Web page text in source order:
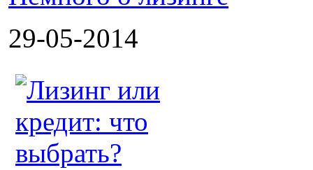
29-05-2014